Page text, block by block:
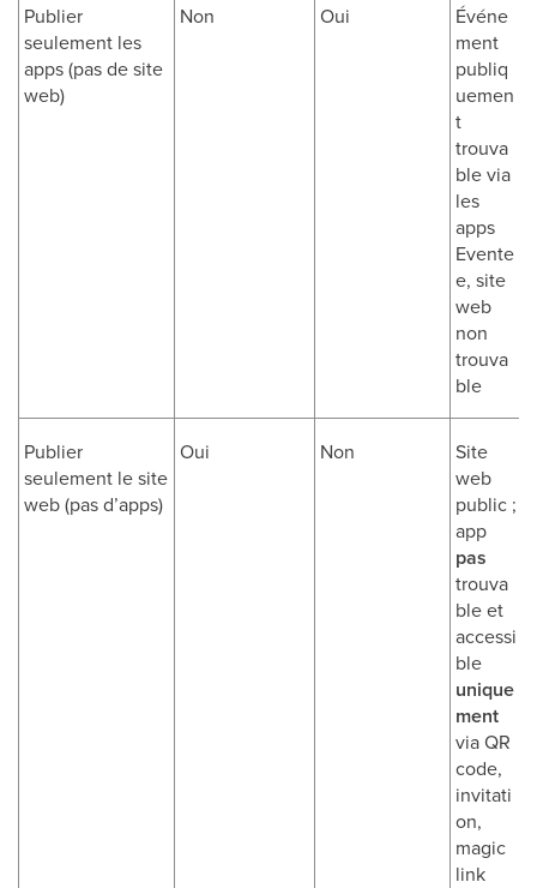
Publier
seulement les
apps (pas de site
web)
Non Oui
Événe
ment
publiq
uemen
t
trouva
ble via
les
apps
Evente
e, site
web
non
trouva
ble
Publier
seulement le site
web (pas d’apps)
Oui Non
Site
web
public ;
app
pas
trouva
ble et
accessi
ble
unique
ment
via QR
code,
invitati
on,
magic
link